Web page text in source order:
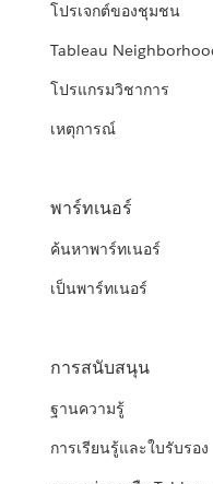
โปรเจกต์ของชุมชน
Tableau
โปรแกรมวิชาการ
เหตุการณ์
พาร์ทเนอร์
ค้นหาพาร์ทเนอร์
เป็นพาร์ทเนอร์
การสนับสนุน
ฐานความรู้
การเรียนรู้และใบรับรอง